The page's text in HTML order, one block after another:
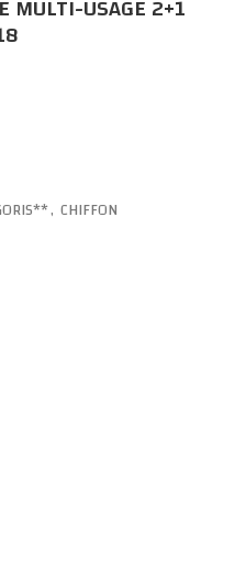
MULTI-USAGE 2+1
, CHIFFON